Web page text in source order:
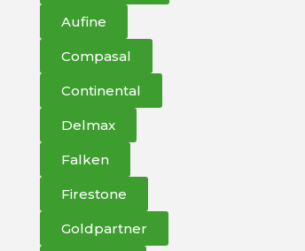
Aufine
Compasal
Continental
Delmax
Falken
Firestone
Goldpartner